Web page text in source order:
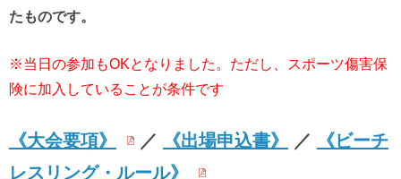
たものです。
※当日の参加もOKとなりました。ただし、スポーツ傷害保
険に加入していることが条件です
《大会要項》 ／ 《出場申込書》 ／
《ビーチ
レスリング・ルール》